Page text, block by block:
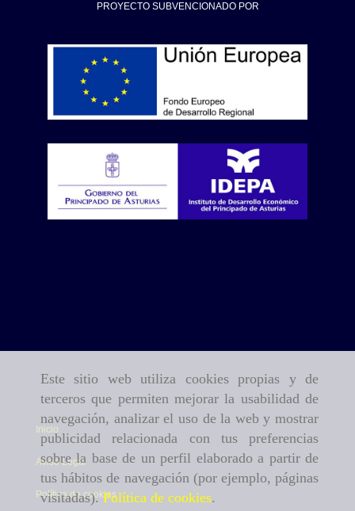
Este sitio web utiliza cookies propias y de
terceros que permiten mejorar la usabilidad de
navegación, analizar el uso de la web y mostrar
publicidad relacionada con tus preferencias
sobre la base de un perfil elaborado a partir de
tus hábitos de navegación (por ejemplo, páginas
visitadas).Política de cookies.
PROYECTO SUBVENCIONADO POR
Inicio
Aviso Legal
Política de cookies